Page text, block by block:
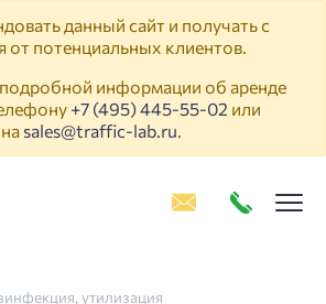
данный сайт и получать с
от потенциальных клиентов.
информации об аренде
+7 (495) 445-55-02 или
sales@traffic-lab.ru.
утилизация